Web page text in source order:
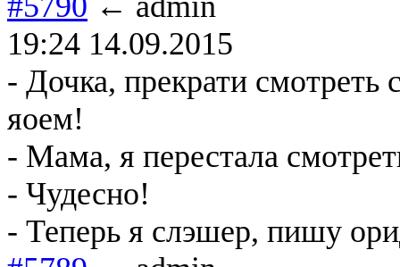
19:24 14.09.2015
- Дочка, прекрати смотреть
яоем!
- Мама, я перестала
- Чудесно!
- Теперь я слэшер, пишу